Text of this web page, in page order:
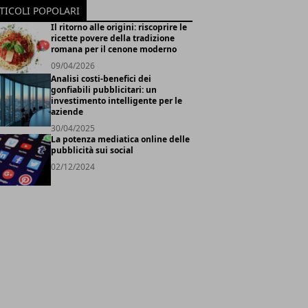
POPOLARI
Il ritorno alle origini: riscoprire le
ricette povere della tradizione
romana per il cenone moderno
09/04/2026
Analisi costi-benefici dei
gonfiabili pubblicitari: un
investimento intelligente per le
aziende
30/04/2025
La potenza mediatica online delle
pubblicità sui social
02/12/2024